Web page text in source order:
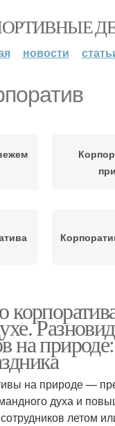
новости
Идеи
на
на природе —
духа и
летом